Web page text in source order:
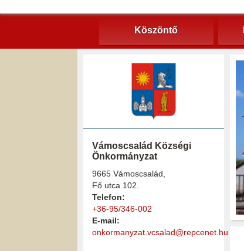
Köszöntő
Vámoscsalád Községi
Önkormányzat
9665 Vámoscsalád,
Fő utca 102.
Telefon:
+36-95/346-002
E-mail:
onkormanyzat.vcsalad@repcenet.hu